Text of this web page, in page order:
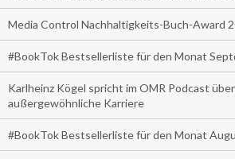
Media Control Nachhaltigkeits-Buch-Award
#BookTok Bestsellerliste für den Monat
Karlheinz Kögel spricht im OMR Podcast
außergewöhnliche Karriere
#BookTok Bestsellerliste für den Monat